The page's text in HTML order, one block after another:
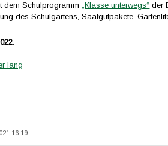
dem Schulprogramm„Klasse unterwegs“ der
des Schulgartens, Saatgutpakete,
.
lang
16:19